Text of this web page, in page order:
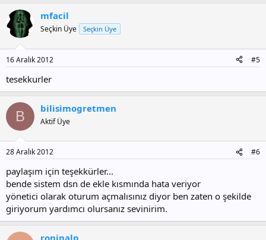
mfacil
Seçkin Üye Seçkin Üye
16 Aralık 2012 #5
tesekkurler
B bilisimogretmen
Aktif Üye
28 Aralık 2012 #6
paylaşım için teşekkürler...
bende sistem dsn de ekle kısmında hata veriyor
yönetici olarak oturum açmalısınız diyor ben zaten o şekilde
giriyorum yardımcı olursanız sevinirim.